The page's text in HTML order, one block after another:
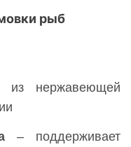
рыб
нержавеющей
– поддерживает